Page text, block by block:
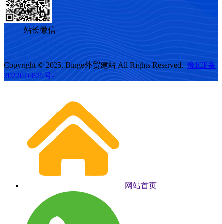
站长微信
Copyright © 2025, Binge外贸建站 All Rights Reserved. 豫ICP备
2022016825号-1
网站首页